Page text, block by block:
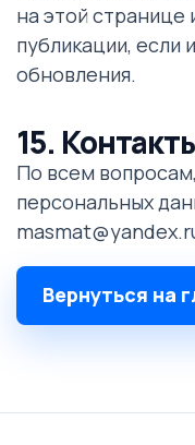
на этой странице
публикации, если
обновления.
15.
По всем
персональных
Вернуться на